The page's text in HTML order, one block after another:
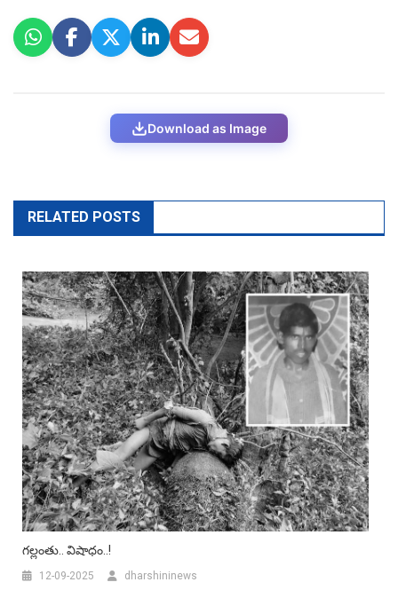
Download as Image
RELATED POSTS
గల్లంతు.. విషాధం..!
12-09-2025 dharshininews